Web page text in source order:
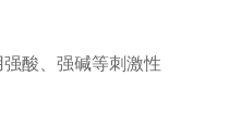
酸、强碱等刺激性